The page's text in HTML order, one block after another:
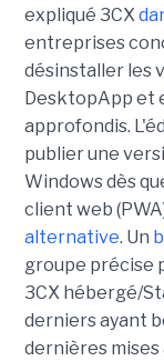
expliqué 3CX
entreprises
désinstaller les
DesktopApp et
approfondis.
publier une
Windows dès
client web
alternative. Un
groupe précise
3CX hébergé/
derniers ayant
dernières